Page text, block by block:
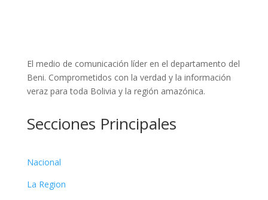
El medio de comunicación líder en el departamento del
Beni. Comprometidos con la verdad y la información
veraz para toda Bolivia y la región amazónica.
Secciones Principales
Nacional
La Region